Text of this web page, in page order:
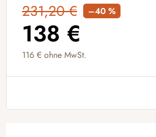
231,20 € –40 %
138 €
116 € ohne MwSt.
Verkaufspreis: